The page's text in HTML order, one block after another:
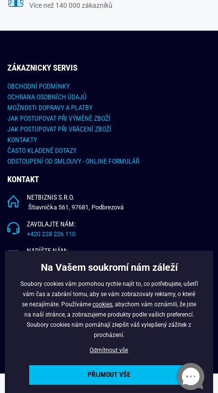
Více než 140 000 zákazníků
ZÁKAZNICKY SERVIS
OBCHODNÍ PODMÍNKY
OCHRANA OSOBNÍCH ÚDAJŮ
MOŽNOSTI DOPRAVY A PLATBY
JAK POSTUPOVAT PŘI VÝMĚNĚ ZBOŽÍ
JAK POSTUPOVAT PŘI VRÁCENÍ ZBOŽÍ
KONTAKTY
ČASTO KLADENÉ DOTAZY
ODSTOUPENÍ OD SMLOUVY - ONLINE FORMULÁŘ
KONTAKT
NETBIZNIS S.R.O.
Štiavnička 561, 97681, Podbrezová
ZAVOLAJTE NÁM:
+420 228 226 110
NAPÍŠTE NÁM:
O NÁS
VĚRNOSTNÍ PROGRAM
Copyright © 2024 - Budchlap.cz Všechna práva vyhrazena. webdesign ©
Na Vašem soukromí nám záleží
Soubory cookies vám pomohou rychle najít to, co potřebujete, ušetří
vám čas a zabrání tomu, aby se vám zobrazovaly reklamy, o které
se nezajímáte. Používáme cookies , abychom vám oznámili, že jste
na naší stránce, a zobrazujeme produkty podle vašich preferencí.
Soubory cookies nám pomáhají zlepšit váš vylepšený zážitek z
procházení.
Odmítnout vše
PŘIJMOUT VŠE